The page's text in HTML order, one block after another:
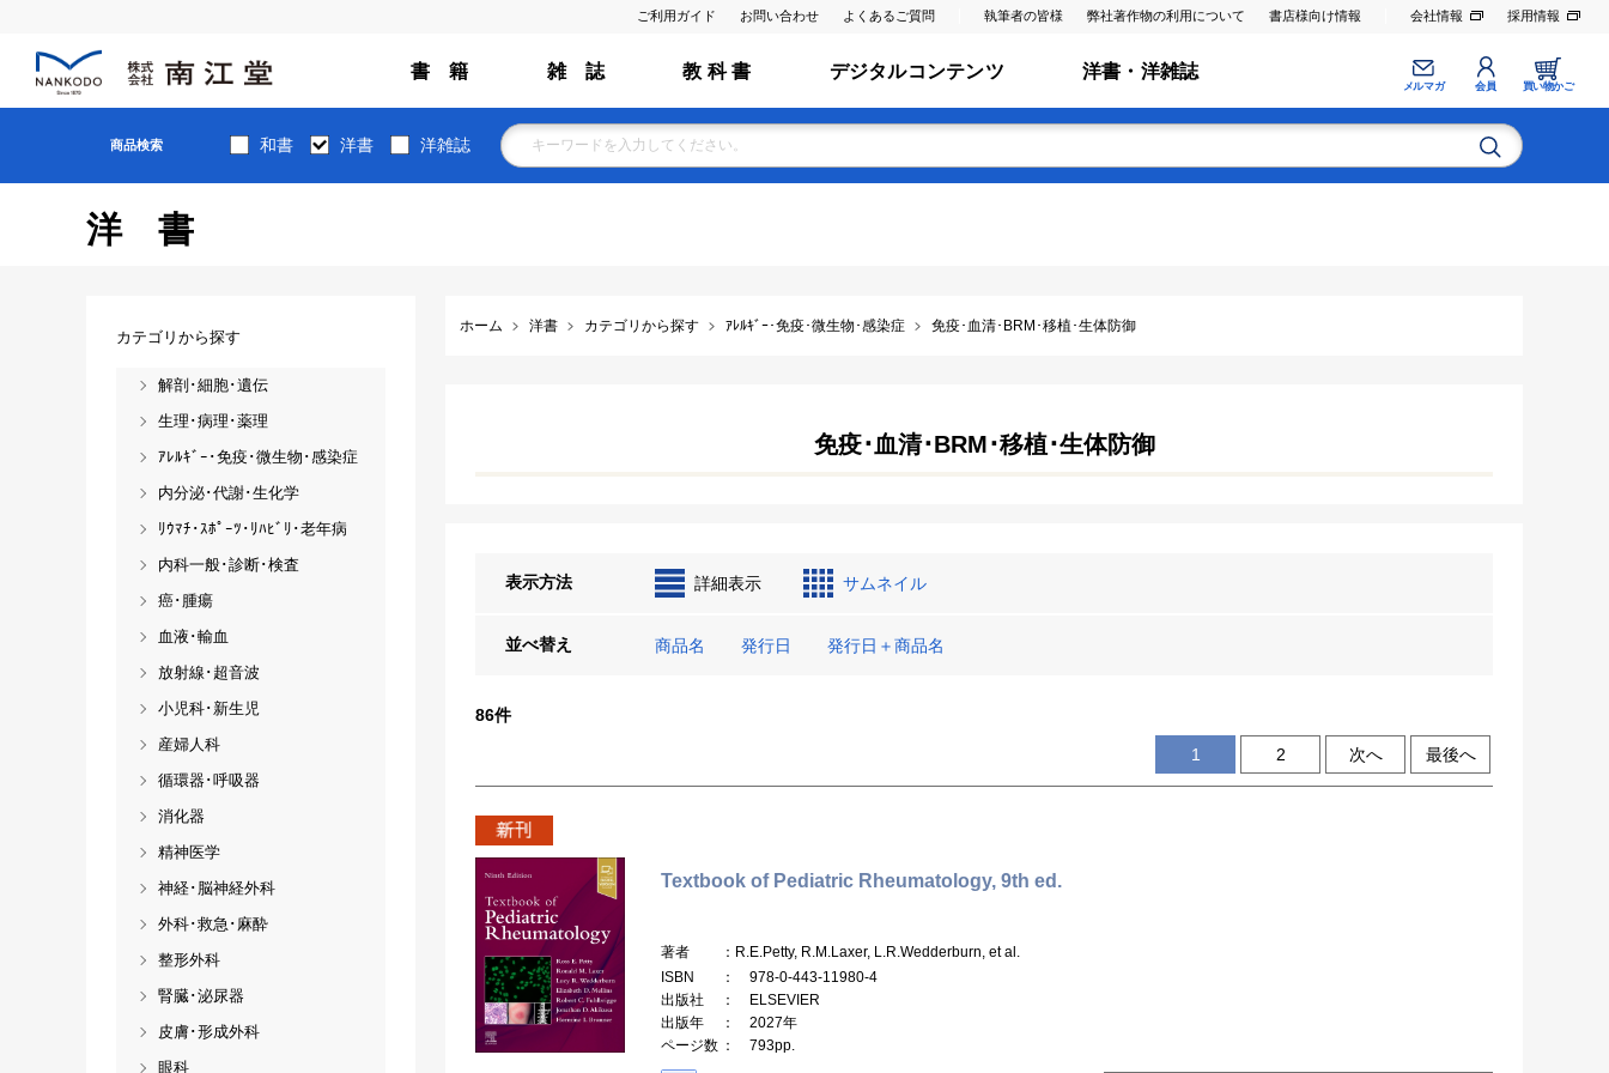
ご利用ガイド お問い合わせ よくあるご質問 執筆者の皆様 弊社著作物の利用について 書店様向け情報 会社情報 採用情報
書 籍 雑 誌 教 科 書 デジタルコンテンツ 洋書・洋雑誌
メルマガ 会員 買い物かご
商品検索 和書 洋書 洋雑誌
洋書
ホーム 洋書 カテゴリから探す ｱﾚﾙｷﾞｰ･免疫･微生物･感染症 免疫･血清･BRM･移植･生体防御
免疫･血清･BRM･移植･生体防御
表示方法 詳細表示 サムネイル
並べ替え 商品名 発行日 発行日＋商品名
86件
1 2 次へ 最後へ
Textbook of Pediatric Rheumatology, 9th ed.
著者
：R.E.Petty, R.M.Laxer, L.R.Wedderburn, et al.
ISBN
： 978-0-443-11980-4
出版社
： ELSEVIER
出版年
： 2027年
ページ数 ： 793pp.
カテゴリから探す
解剖･細胞･遺伝
生理･病理･薬理
ｱﾚﾙｷﾞｰ･免疫･微生物･感染症
内分泌･代謝･生化学
ﾘｳﾏﾁ･ｽﾎﾟｰﾂ･ﾘﾊﾋﾞﾘ･老年病
内科一般･診断･検査
癌･腫瘍
血液･輸血
放射線･超音波
小児科･新生児
産婦人科
循環器･呼吸器
消化器
精神医学
神経･脳神経外科
外科･救急･麻酔
整形外科
腎臓･泌尿器
皮膚･形成外科
眼科